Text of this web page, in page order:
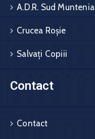
A.D.R. Sud Muntenia
Crucea Roșie
Salvați Copiii
Contact
Contact